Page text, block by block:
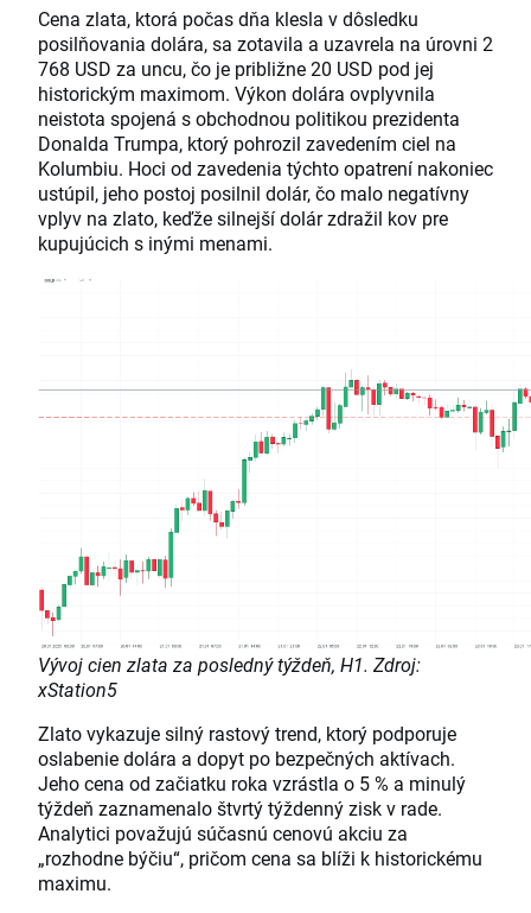
Cena zlata, ktorá počas dňa klesla v dôsledku
posilňovania dolára, sa zotavila a uzavrela na úrovni 2
768 USD za uncu, čo je približne 20 USD pod jej
historickým maximom. Výkon dolára ovplyvnila
neistota spojená s obchodnou politikou prezidenta
Donalda Trumpa, ktorý pohrozil zavedením ciel na
Kolumbiu. Hoci od zavedenia týchto opatrení nakoniec
ustúpil, jeho postoj posilnil dolár, čo malo negatívny
vplyv na zlato, keďže silnejší dolár zdražil kov pre
kupujúcich s inými menami.
Vývoj cien zlata za posledný týždeň, H1. Zdroj:
xStation5
Zlato vykazuje silný rastový trend, ktorý podporuje
oslabenie dolára a dopyt po bezpečných aktívach.
Jeho cena od začiatku roka vzrástla o 5 % a minulý
týždeň zaznamenalo štvrtý týždenný zisk v rade.
Analytici považujú súčasnú cenovú akciu za
„rozhodne býčiu“, pričom cena sa blíži k historickému
maximu.